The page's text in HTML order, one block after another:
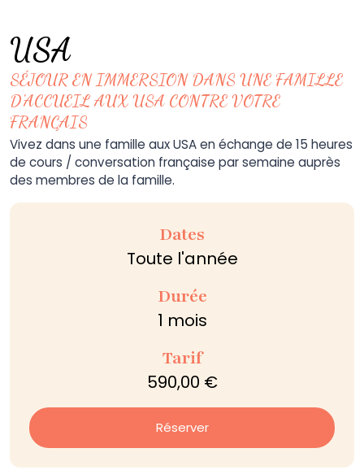
USA
SÉJOUR EN IMMERSION DANS UNE FAMILLE
D'ACCUEIL AUX USA CONTRE VOTRE
FRANÇAIS
Vivez dans une famille aux USA en échange de 15 heures
de cours / conversation française par semaine auprès
des membres de la famille.
Dates
Toute l'année
Durée
1 mois
Tarif
590,00 €
Réserver